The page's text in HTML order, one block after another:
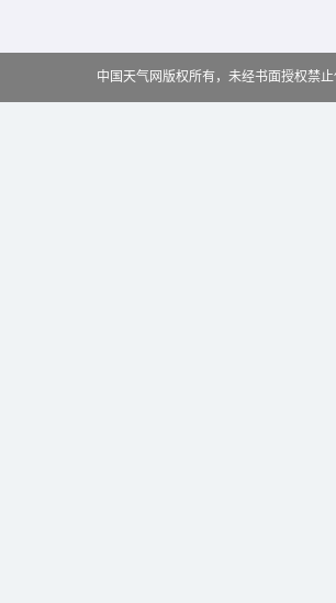
中国天气网版权所有，未经书面授权